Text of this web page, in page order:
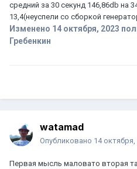
средний за 30 секунд 146,86db на
13,4(неуспели со сборкой
Изменено 14 октября, 2023
Гребенкин
watamad
Опубликовано 14 октября,
Первая мысль маловато вторая